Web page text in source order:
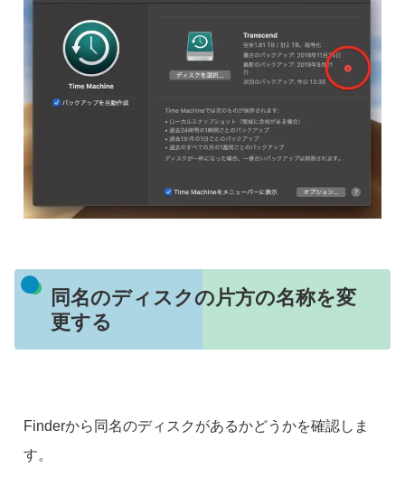
同名のディスクの片方の名称を変
更する
Finderから同名のディスクがあるかどうかを確認しま
す。